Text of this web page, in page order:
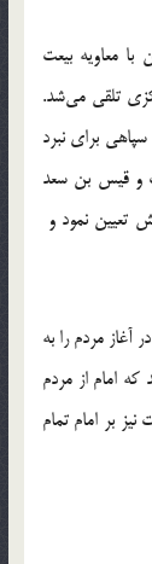
معاویه بیعت
تلقی می‌شد.
برای نبرد
و قیس بن سعد
تعیین نمود و
مردم را به
امام از مردم
بر امام تمام